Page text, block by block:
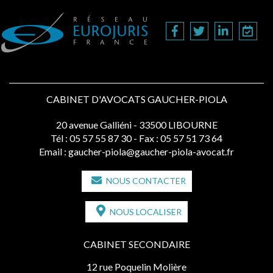
CABINET D'AVOCATS GAUCHER-PIOLA
20 avenue Galliéni - 33500 LIBOURNE
Tél : 05 57 55 87 30 - Fax : 05 57 51 73 64
Email : gaucher-piola@gaucher-piola-avocat.fr
NOUS CONTACTER
NOUS LOCALISER
CABINET SECONDAIRE
12 rue Poquelin Molière